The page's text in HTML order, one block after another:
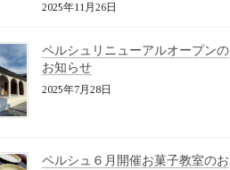
2025年11月26日
ペルシュリニューアルオープンの
お知らせ
2025年7月28日
ペルシュ６月開催お菓子教室のお